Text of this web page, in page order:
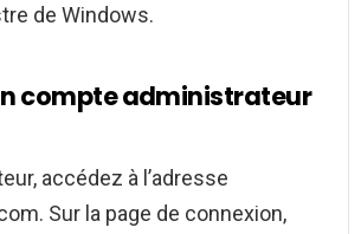
de Windows.
compte administrateur
accédez à l’adresse
Sur la page de connexion,